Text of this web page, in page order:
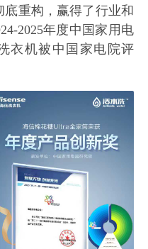
重构，赢得了行业和
2025年度中国家用电
衣机被中国家电院评